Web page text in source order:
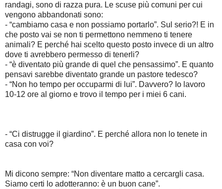
randagi, sono di razza pura. Le scuse più comuni per cui
vengono abbandonati sono:
- “cambiamo casa e non possiamo portarlo”. Sul serio?! E in
che posto vai se non ti permettono nemmeno ti tenere
animali? E perché hai scelto questo posto invece di un altro
dove ti avrebbero permesso di tenerli?
- “è diventato più grande di quel che pensassimo”. E quanto
pensavi sarebbe diventato grande un pastore tedesco?
- “Non ho tempo per occuparmi di lui”. Davvero? Io lavoro
10-12 ore al giorno e trovo il tempo per i miei 6 cani.
- “Ci distrugge il giardino”. E perché allora non lo tenete in
casa con voi?
Mi dicono sempre: “Non diventare matto a cercargli casa.
Siamo certi lo adotteranno: è un buon cane”.